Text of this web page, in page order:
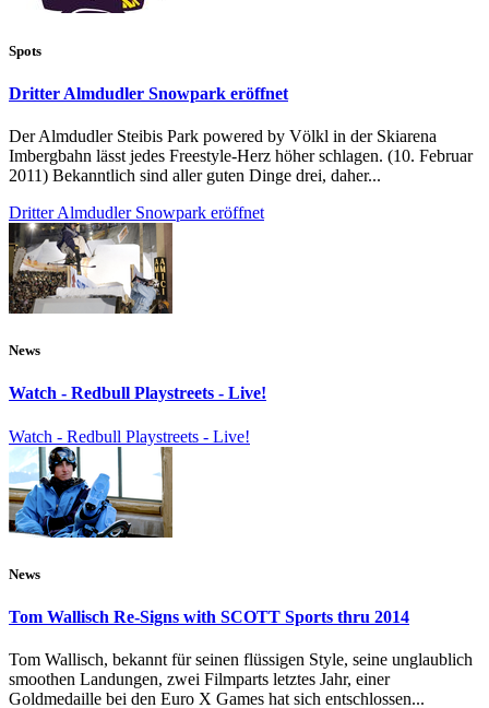
Spots
Dritter Almdudler Snowpark eröffnet
Der Almdudler Steibis Park powered by Völkl in der Skiarena
Imbergbahn lässt jedes Freestyle-Herz höher schlagen. (10. Februar
2011) Bekanntlich sind aller guten Dinge drei, daher...
Dritter Almdudler Snowpark eröffnet
News
Watch - Redbull Playstreets - Live!
Watch - Redbull Playstreets - Live!
News
Tom Wallisch Re-Signs with SCOTT Sports thru 2014
Tom Wallisch, bekannt für seinen flüssigen Style, seine unglaublich
smoothen Landungen, zwei Filmparts letztes Jahr, einer
Goldmedaille bei den Euro X Games hat sich entschlossen...